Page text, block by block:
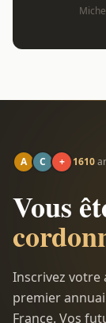
A C + 1610
Vous
Inscrivez
premier
France. Vos